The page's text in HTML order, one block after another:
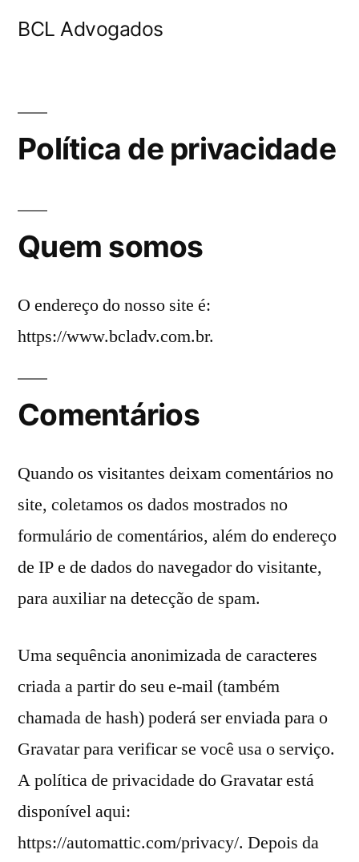
BCL Advogados
Política de privacidade
Quem somos
O endereço do nosso site é:
https://www.bcladv.com.br.
Comentários
Quando os visitantes deixam comentários no
site, coletamos os dados mostrados no
formulário de comentários, além do endereço
de IP e de dados do navegador do visitante,
para auxiliar na detecção de spam.
Uma sequência anonimizada de caracteres
criada a partir do seu e-mail (também
chamada de hash) poderá ser enviada para o
Gravatar para verificar se você usa o serviço.
A política de privacidade do Gravatar está
disponível aqui:
https://automattic.com/privacy/. Depois da